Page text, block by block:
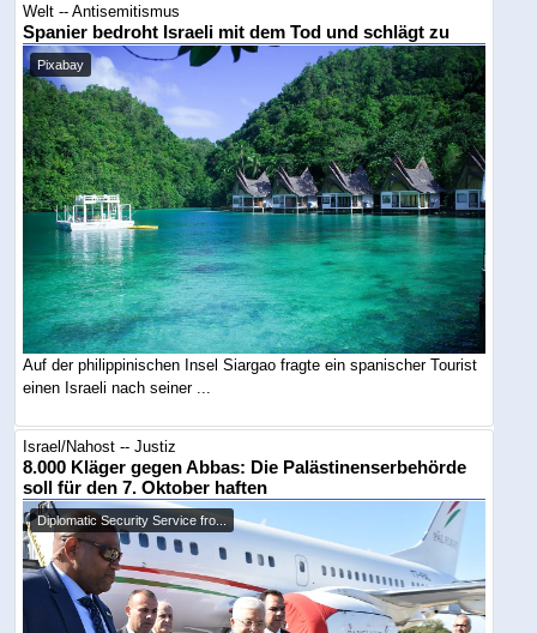
Welt -- Antisemitismus
Spanier bedroht Israeli mit dem Tod und schlägt zu
Pixabay
Auf der philippinischen Insel Siargao fragte ein spanischer Tourist
einen Israeli nach seiner ...
Israel/Nahost -- Justiz
8.000 Kläger gegen Abbas: Die Palästinenserbehörde
soll für den 7. Oktober haften
Diplomatic Security Service fro...